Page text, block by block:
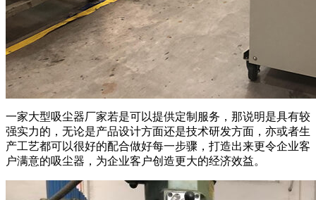
一家大型吸尘器厂家若是可以提供定制服务，那说明是具有较
强实力的，无论是产品设计方面还是技术研发方面，亦或者生
产工艺都可以很好的配合做好每一步骤，打造出来更令企业客
户满意的吸尘器，为企业客户创造更大的经济效益。